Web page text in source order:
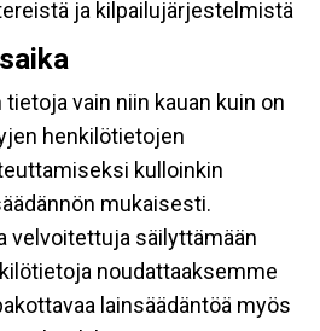
ja kilpailujärjestelmistä
vain niin kauan kuin on
henkilötietojen
kulloinkin
mukaisesti.
velvoitettuja säilyttämään
noudattaaksemme
lainsäädäntöä myös